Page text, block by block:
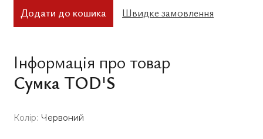
Додати до кошика Швидке замовлення
Інформація про товар
Сумка TOD'S
Колір: Червоний